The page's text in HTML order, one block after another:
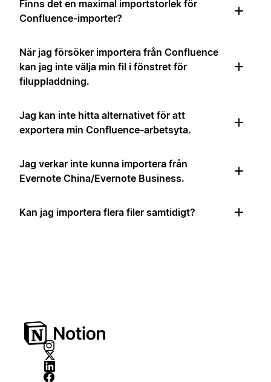
Finns det en maximal importstorlek för
Confluence-importer?
När jag försöker importera från Confluence
kan jag inte välja min fil i fönstret för
filuppladdning.
Jag kan inte hitta alternativet för att
exportera min Confluence-arbetsyta.
Jag verkar inte kunna importera från
Evernote China/Evernote Business.
Kan jag importera flera filer samtidigt?